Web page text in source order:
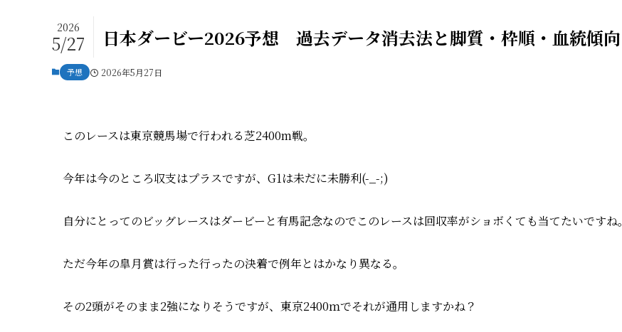
日本ダービー2026予想 過去データ消去法と脚質・枠順・血統傾向
2026
5/27
予想 2026年5月27日
このレースは東京競馬場で行われる芝2400m戦。
今年は今のところ収支はプラスですが、G1は未だに未勝利(-_-;)
自分にとってのビッグレースはダービーと有馬記念なのでこのレースは回収率がショボくても当てたいですね。
ただ今年の皐月賞は行った行ったの決着で例年とはかなり異なる。
その2頭がそのまま2強になりそうですが、東京2400ｍでそれが通用しますかね？